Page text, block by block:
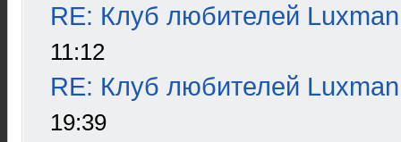
RE: Клуб любителей Luxman
11:12
RE: Клуб любителей Luxman
19:39